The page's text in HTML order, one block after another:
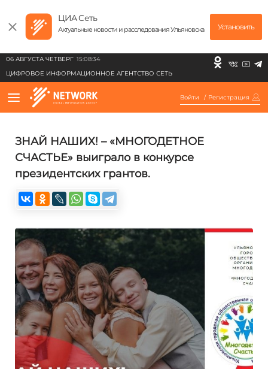
ЦИА Сеть
Актуальные новости и расследования Ульяновска Установить
06 АВГУСТА ЧЕТВЕРГ 15:08:34
ЦИФРОВОЕ ИНФОРМАЦИОННОЕ АГЕНТСТВО СЕТЬ
Войти / Регистрация
ЗНАЙ НАШИХ! – «МНОГОДЕТНОЕ
СЧАСТЬЕ» выиграло в конкурсе
президентских грантов.